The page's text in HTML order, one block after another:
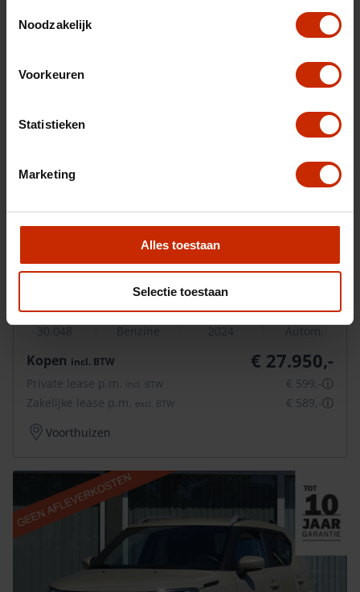
Noodzakelijk
Voorkeuren
Statistieken
Marketing
Alles toestaan
Selectie toestaan
GT 1.2 PureTech 130PK EAT8 Automaat
30.048 Benzine 2024 Autom.
Kopen incl. BTW € 27.950,-
Private lease p.m. incl. BTW € 599,-ⓘ
Zakelijke lease p.m.
excl. BTW € 589,-ⓘ
Voorthuizen